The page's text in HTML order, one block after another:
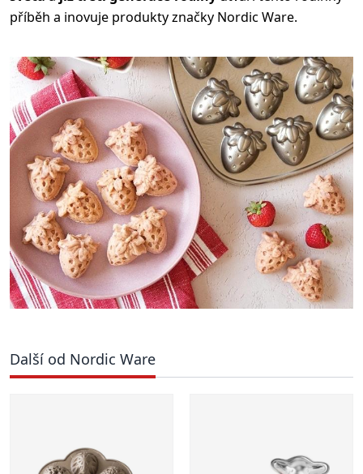
příběh a inovuje produkty značky Nordic Ware.
Další od Nordic Ware